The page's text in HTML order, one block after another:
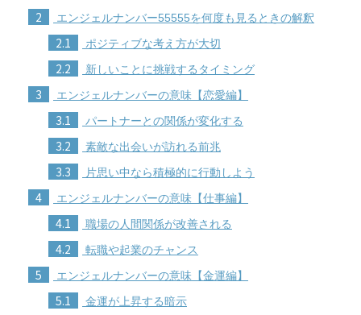
2 エンジェルナンバー55555を何度も見るときの解釈
2.1 ポジティブな考え方が大切
2.2 新しいことに挑戦するタイミング
3 エンジェルナンバーの意味【恋愛編】
3.1 パートナーとの関係が変化する
3.2 素敵な出会いが訪れる前兆
3.3 片思い中なら積極的に行動しよう
4 エンジェルナンバーの意味【仕事編】
4.1 職場の人間関係が改善される
4.2 転職や起業のチャンス
5 エンジェルナンバーの意味【金運編】
5.1 金運が上昇する暗示